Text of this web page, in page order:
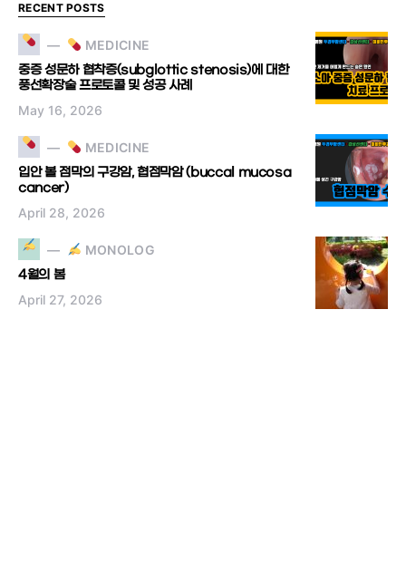
RECENT POSTS
MEDICINE
중증 성문하 협착증(subglottic stenosis)에 대한
풍선확장술 프로토콜 및 성공 사례
May 16, 2026
MEDICINE
입안 볼 점막의 구강암, 협점막암 (buccal mucosa
cancer)
April 28, 2026
MONOLOG
4월의 봄
April 27, 2026